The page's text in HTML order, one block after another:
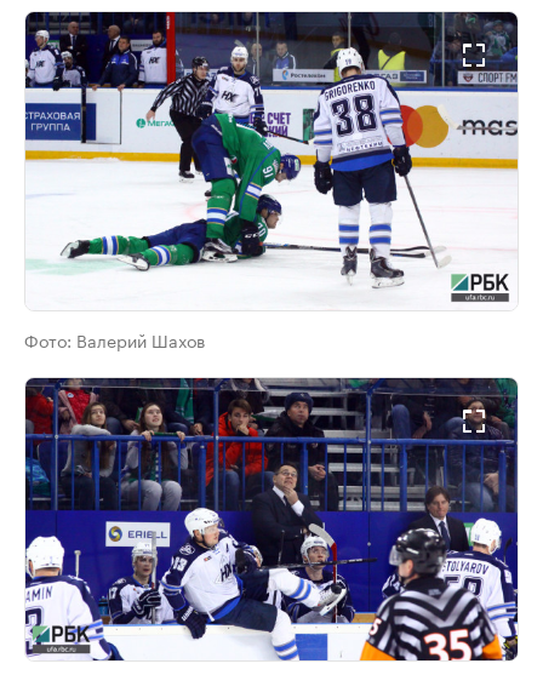
Фото: Валерий Шахов